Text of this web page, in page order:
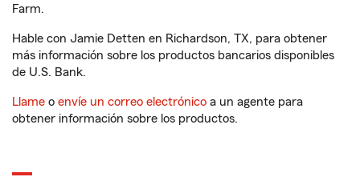
Farm.
Hable con Jamie Detten en Richardson, TX, para obtener
más información sobre los productos bancarios disponibles
de U.S. Bank.
Llame o envíe un correo electrónico a un agente para
obtener información sobre los productos.